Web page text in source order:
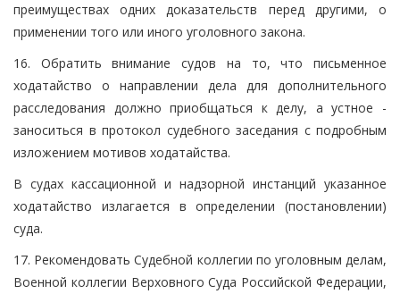
преимуществах одних доказательств перед другими, о
применении того или иного уголовного закона.
16. Обратить внимание судов на то, что письменное
ходатайство о направлении дела для дополнительного
расследования должно приобщаться к делу, а устное -
заноситься в протокол судебного заседания с подробным
изложением мотивов ходатайства.
В судах кассационной и надзорной инстанций указанное
ходатайство излагается в определении (постановлении)
суда.
17. Рекомендовать Судебной коллегии по уголовным делам,
Военной коллегии Верховного Суда Российской Федерации,